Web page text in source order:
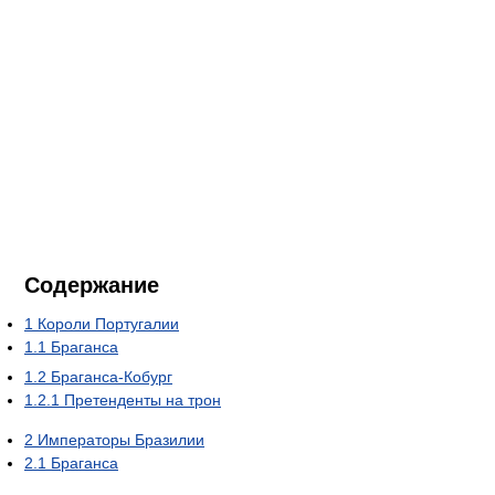
Содержание
1 Короли Португалии
1.1 Браганса
1.2 Браганса-Кобург
1.2.1 Претенденты на трон
2 Императоры Бразилии
2.1 Браганса